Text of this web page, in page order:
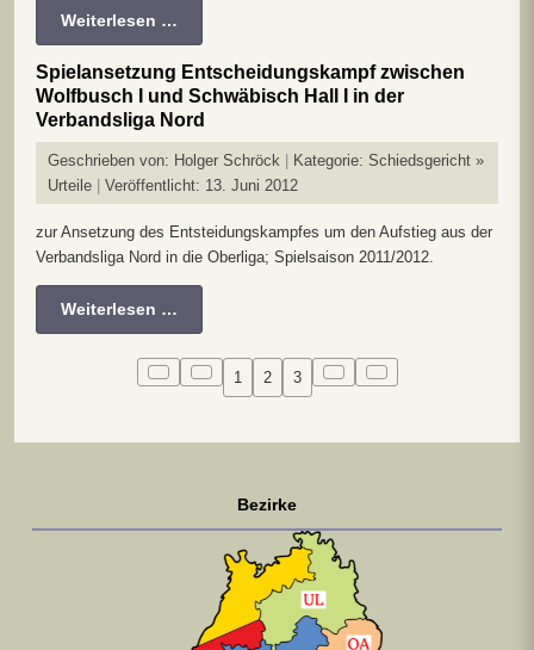
Weiterlesen …
Spielansetzung Entscheidungskampf zwischen
Wolfbusch I und Schwäbisch Hall I in der
Verbandsliga Nord
Geschrieben von: Holger Schröck Kategorie: Schiedsgericht »
Urteile
Veröffentlicht: 13. Juni 2012
zur Ansetzung des Entsteidungskampfes um den Aufstieg aus der
Verbandsliga Nord in die Oberliga; Spielsaison 2011/2012.
Weiterlesen …
1 2 3
Bezirke